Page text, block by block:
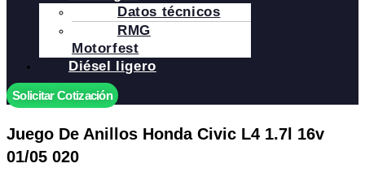
Datos técnicos
RMG
Motorfest
Diésel ligero
Solicitar Cotización
Juego De Anillos Honda Civic L4 1.7l 16v
01/05 020